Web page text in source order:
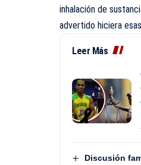
inhalación de
advertido hiciera
Leer Más
Discusión